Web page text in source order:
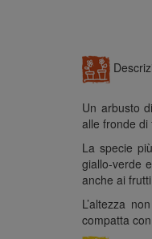
Un arbusto
alle fronde di
La specie
giallo-verde
anche ai
L’altezza
compatta